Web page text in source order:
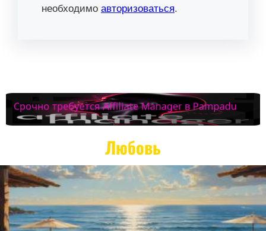
необходимо авторизоваться.
Любовь